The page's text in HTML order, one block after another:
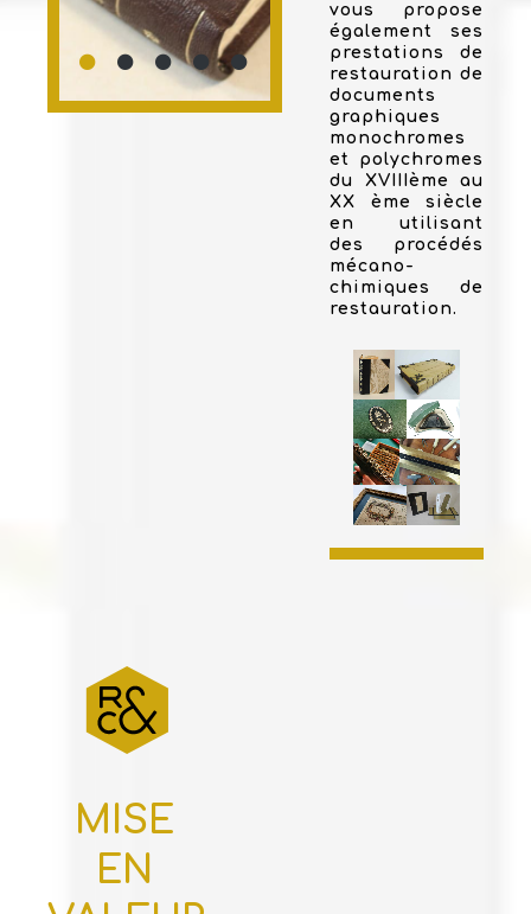
vous propose
également ses
prestations de
restauration de
documents
graphiques
monochromes
et polychromes
du XVIIIème au
XX ème siècle
en utilisant
des procédés
mécano-
chimiques de
restauration.
MISE
EN